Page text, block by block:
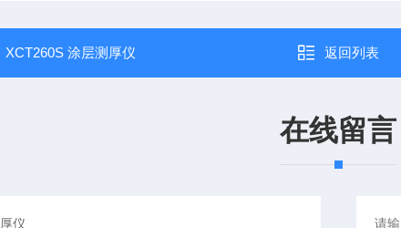
XCT260S 涂层测厚仪 返回列表
在线留言